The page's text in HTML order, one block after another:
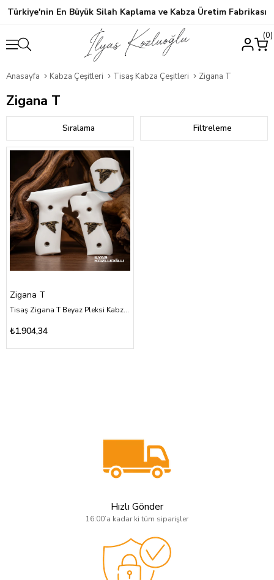
Türkiye'nin En Büyük Silah Kaplama ve Kabza Üretim Fabrikası
0
Anasayfa Kabza Çeşitleri Tisaş Kabza Çeşitleri Zigana T
Zigana T
Filtreleme
Sıralama
Zigana T
Tisaş Zigana T Beyaz Pleksi Kabza Yüzey İşlemesiz Üzeri Sarı Pirinç Kartal Logolu
₺1.904,34
Hızlı Gönder
16:00’a kadar ki tüm siparişler